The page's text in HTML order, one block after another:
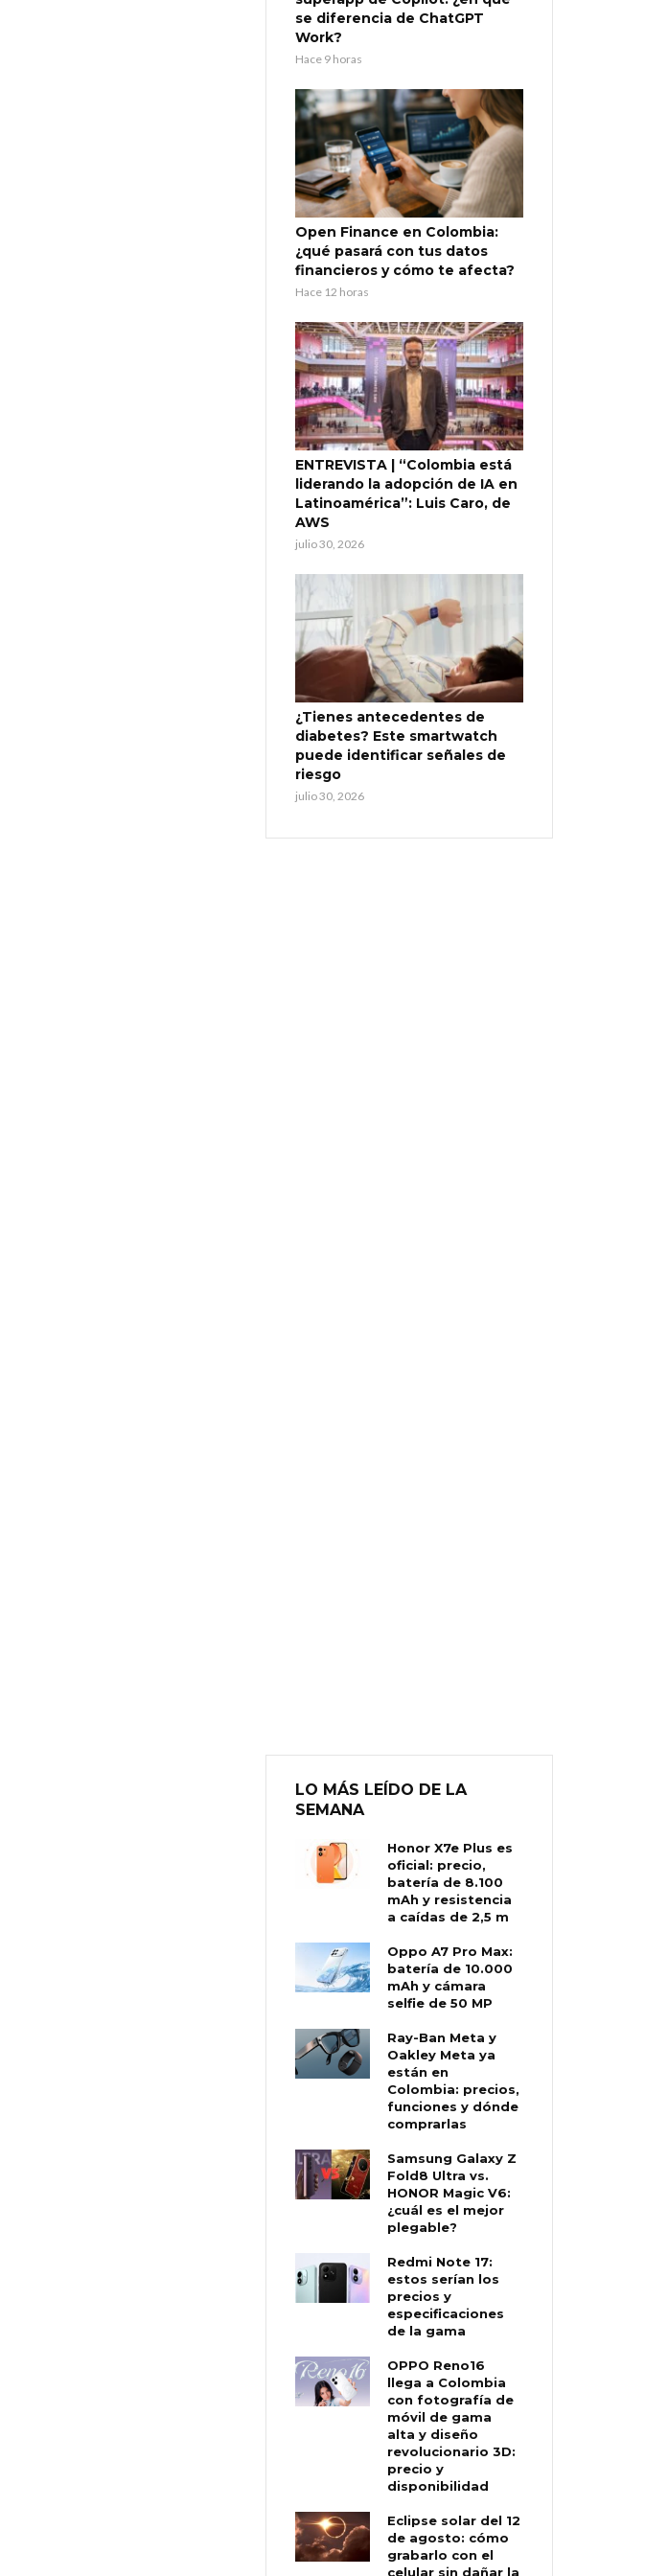
se diferencia de ChatGPT
Work?
Hace 9 horas
Open Finance en Colombia:
¿qué pasará con tus datos
financieros y cómo te afecta?
Hace 12 horas
ENTREVISTA | “Colombia está
liderando la adopción de IA en
Latinoamérica”: Luis Caro, de
AWS
julio 30, 2026
¿Tienes antecedentes de
diabetes? Este smartwatch
puede identificar señales de
riesgo
julio 30, 2026
LO MÁS LEÍDO DE LA
SEMANA
Honor X7e Plus es
oficial: precio,
batería de 8.100
mAh y resistencia
a caídas de 2,5 m
Oppo A7 Pro Max:
batería de 10.000
mAh y cámara
selfie de 50 MP
Ray-Ban Meta y
Oakley Meta ya
están en
Colombia: precios,
funciones y dónde
comprarlas
Samsung Galaxy Z
Fold8 Ultra vs.
HONOR Magic V6:
¿cuál es el mejor
plegable?
Redmi Note 17:
estos serían los
precios y
especificaciones
de la gama
OPPO Reno16
llega a Colombia
con fotografía de
móvil de gama
alta y diseño
revolucionario 3D:
precio y
disponibilidad
Eclipse solar del 12
de agosto: cómo
grabarlo con el
celular sin dañar la